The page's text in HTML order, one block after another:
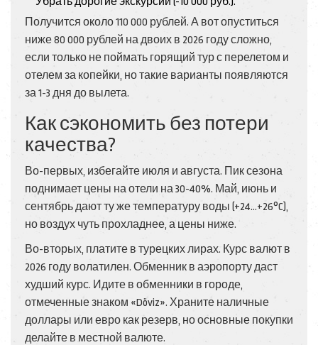
Получится около 110 000 рублей. А вот опуститься
ниже 80 000 рублей на двоих в 2026 году сложно,
если только не поймать горящий тур с перелетом и
отелем за копейки, но такие варианты появляются
за 1-3 дня до вылета.
Как сэкономить без потери
качества?
Во-первых, избегайте июля и августа. Пик сезона
поднимает цены на отели на 30-40%. Май, июнь и
сентябрь дают ту же температуру воды (+24...+26°C),
но воздух чуть прохладнее, а цены ниже.
Во-вторых, платите в турецких лирах. Курс валют в
2026 году волатилен. Обменник в аэропорту даст
худший курс. Идите в обменники в городе,
отмеченные знаком «Döviz». Храните наличные
доллары или евро как резерв, но основные покупки
делайте в местной валюте.